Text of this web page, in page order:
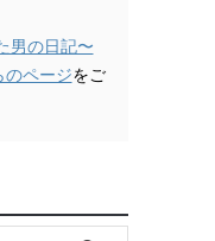
男の日記〜
のページをご